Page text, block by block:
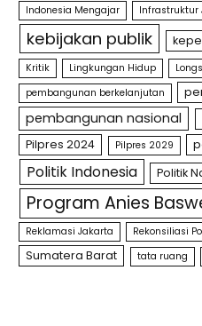
Indonesia Mengajar Infrastruktur
kebijakan publik
Kritik Lingkungan Hidup
pembangunan berkelanjutan
pembangunan nasional
Pilpres 2024
Pilpres 2029
Politik Indonesia Politik
Program Anies
Reklamasi Jakarta
Rekonsiliasi
Sumatera Barat tata ruang